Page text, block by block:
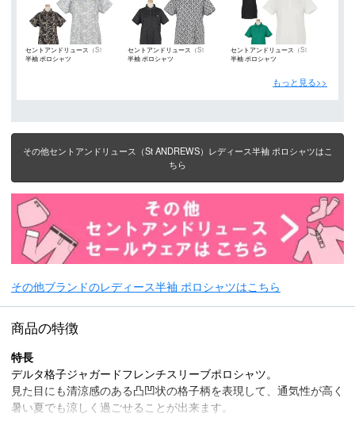
セントアンドリュース（St
ANDREWS）
半袖 ポロシャツ
セントアンドリュース（St
ANDREWS）
半袖 ポロシャツ
セントアンドリュース（St
ANDREWS）
半袖 ポロシャツ
もっと見る>>
その他セントアンドリュース（St ANDREWS）レディース半袖 ポロシャツはこ
ちら
その他ブランドのレディース半袖 ポロシャツはこちら
商品の特徴
特長
デルタ格子ジャガードフレンチスリーブポロシャツ。
見た目にも清涼感のある凸凹状の格子柄を表現して、通気性が高く
暑い夏でも涼しく過ごせることが出来ます。